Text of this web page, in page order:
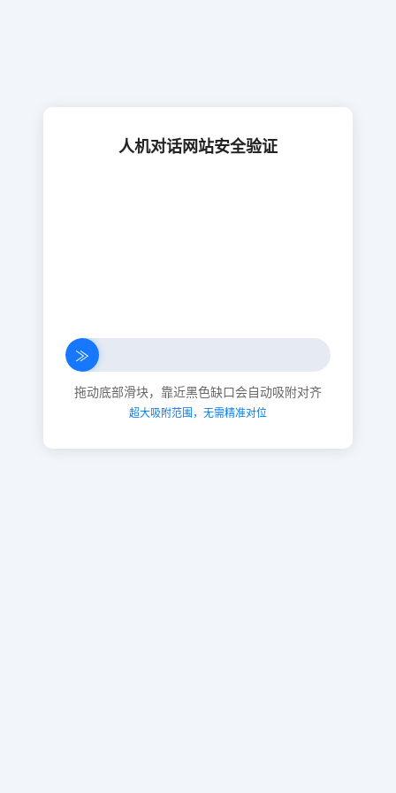
人机对话网站安全验证
≫
拖动底部滑块，靠近黑色缺口会自动吸附对齐
超大吸附范围，无需精准对位